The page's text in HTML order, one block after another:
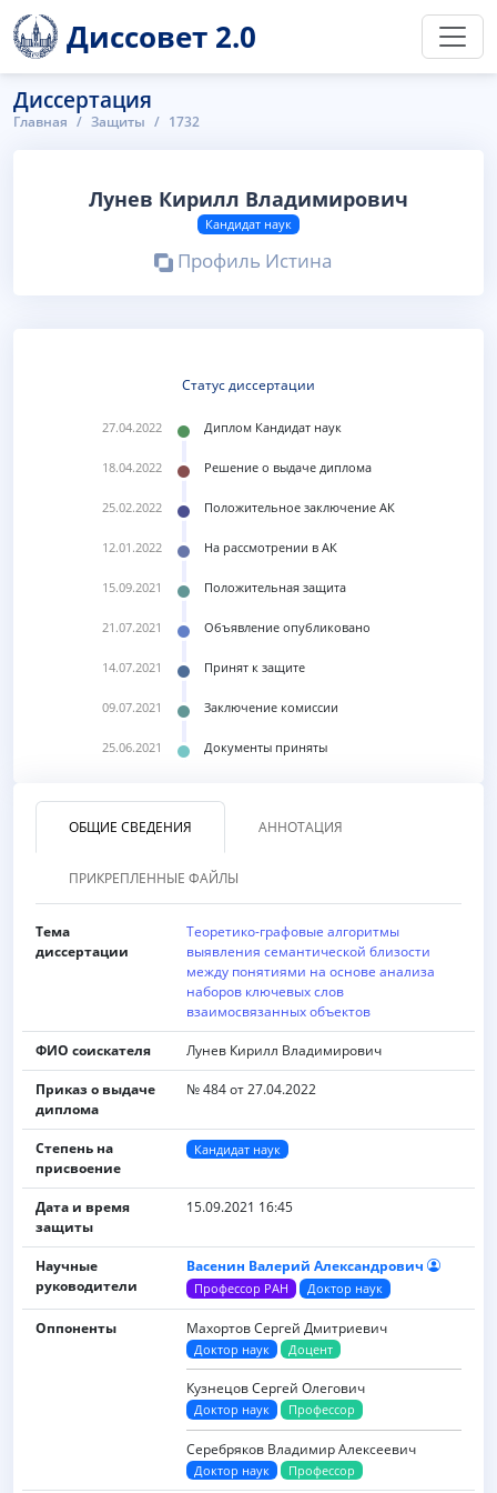
Диссовет 2.0
Диссертация
Главная Защиты 1732
Лунев Кирилл Владимирович
Кандидат наук
Профиль Истина
Статус диссертации
27.04.2022 Диплом Кандидат наук
18.04.2022 Решение о выдаче диплома
25.02.2022 Положительное заключение АК
12.01.2022 На рассмотрении в АК
15.09.2021 Положительная защита
21.07.2021 Объявление опубликовано
14.07.2021 Принят к защите
09.07.2021 Заключение комиссии
25.06.2021 Документы приняты
ОБЩИЕ СВЕДЕНИЯ АННОТАЦИЯ
ПРИКРЕПЛЕННЫЕ ФАЙЛЫ
Тема
диссертации
Теоретико-графовые алгоритмы
выявления семантической близости
между понятиями на основе анализа
наборов ключевых слов
взаимосвязанных объектов
ФИО соискателя Лунев Кирилл Владимирович
Приказ о выдаче
диплома
№ 484 от 27.04.2022
Степень на
присвоение
Кандидат наук
Дата и время
защиты
15.09.2021 16:45
Научные
руководители
Васенин Валерий Александрович
Профессор РАН Доктор наук
Оппоненты Махортов Сергей Дмитриевич
Доктор наук Доцент
Кузнецов Сергей Олегович
Доктор наук Профессор
Серебряков Владимир Алексеевич
Доктор наук Профессор